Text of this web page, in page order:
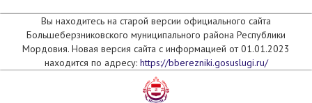
Вы находитесь на старой версии официального сайта
Большеберзниковского муниципального района Республики
Мордовия. Новая версия сайта с информацией от 01.01.2023
находится по адресу: https://bberezniki.gosuslugi.ru/